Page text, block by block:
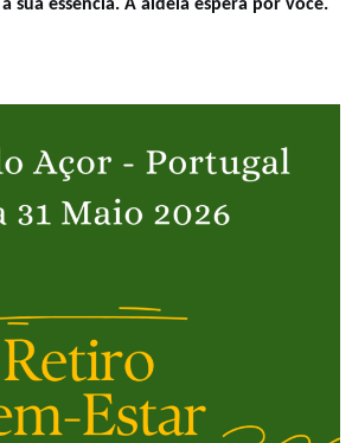
sua essência. A aldeia espera por você.